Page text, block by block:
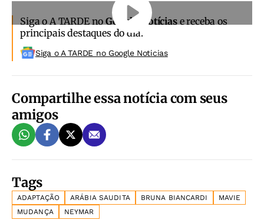
Siga o A TARDE noGoogle Notíciase receba os
principais destaques do dia.
Siga o A TARDE no Google Noticias
Compartilhe essa notícia com seus
amigos
Tags
ADAPTAÇÃO ARÁBIA SAUDITA BRUNA BIANCARDI
MAVIE
MUDANÇA
NEYMAR